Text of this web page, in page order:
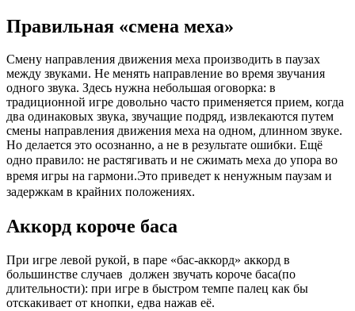
Правильная «смена меха»
Смену направления движения меха производить в паузах
между звуками. Не менять направление во время звучания
одного звука. Здесь нужна небольшая оговорка: в
традиционной игре довольно часто применяется прием, когда
два одинаковых звука, звучащие подряд, извлекаются путем
смены направления движения меха на одном, длинном звуке.
Но делается это осознанно, а не в результате ошибки. Ещё
одно правило: не растягивать и не сжимать меха до упора во
время игры на гармони.Это приведет к ненужным паузам и
задержкам в крайних положениях.
Аккорд короче баса
При игре левой рукой, в паре «бас-аккорд» аккорд в
большинстве случаев должен звучать короче баса(по
длительности): при игре в быстром темпе палец как бы
отскакивает от кнопки, едва нажав её.